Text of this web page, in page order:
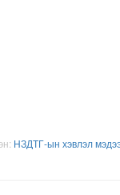
НЗДТГ-ын хэвлэл